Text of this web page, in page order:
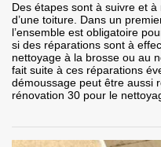
Des étapes sont à suivre et
d’une toiture. Dans un
l’ensemble est obligatoire
si des réparations sont à
nettoyage à la brosse ou au
fait suite à ces réparations
démoussage peut être aussi
rénovation 30 pour le